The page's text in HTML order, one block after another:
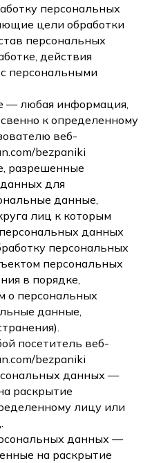
персональных
цели обработки
персональных
действия
персональными
— любая информация,
к определенному
веб-
bezpaniki
разрешенные
для
данные,
лиц к которым
данных
персональных
персональных
в порядке,
о персональных
данные,
посетитель веб-
bezpaniki
данных —
раскрытие
лицу или
данных —
на раскрытие